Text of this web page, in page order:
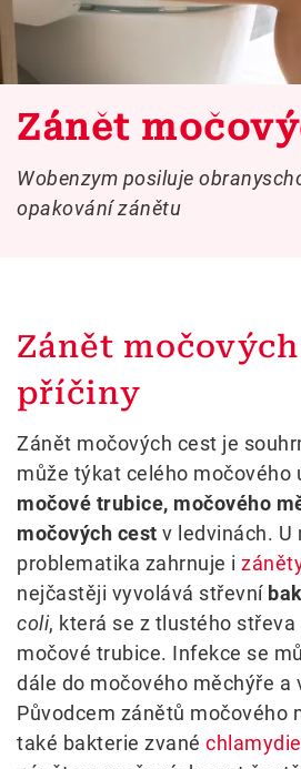
Zánět
Wobenzym posiluje
opakování zánětu
Zánět
příčiny
Zánět močových cest je
může týkat celého močového
močové trubice, močového
močových cest v ledvinách. U
problematika zahrnuje i
nejčastěji vyvolává střevní
coli, která se z tlustého
močové trubice. Infekce se
dále do močového měchýře a
Původcem zánětů močového
také bakterie zvané chlamydie